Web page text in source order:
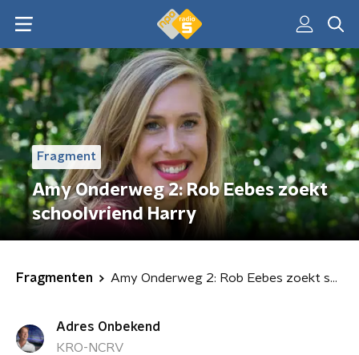
Fragment
Amy Onderweg 2: Rob Eebes zoekt
schoolvriend Harry
Fragmenten Amy Onderweg 2: Rob Eebes zoekt schoolvriend Harry
Adres Onbekend
KRO-NCRV